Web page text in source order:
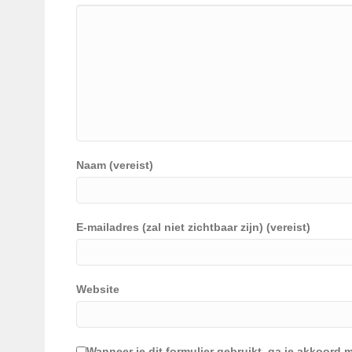
Naam (vereist)
E-mailadres (zal niet zichtbaar zijn) (vereist)
Website